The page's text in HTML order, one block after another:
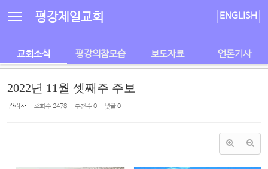
평강제일교회 ENGLISH
교회소식 평강의참모습 보도자료 언론기사
2022년 11월 셋째주 주보
관리자 조회 수2478 추천 수0 댓글0